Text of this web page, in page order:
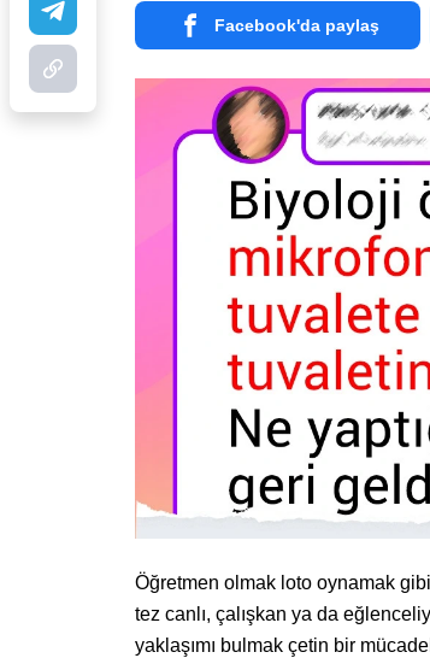
Facebook'da paylaş
Öğretmen olmak loto oynamak
tez canlı, çalışkan ya da
yaklaşımı bulmak çetin bir